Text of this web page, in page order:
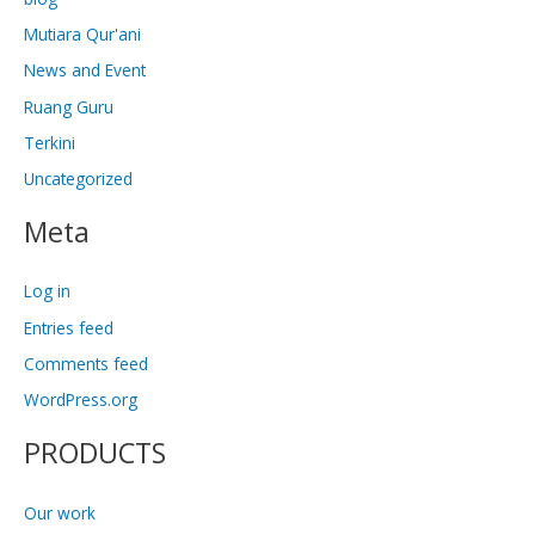
Mutiara Qur'ani
News and Event
Ruang Guru
Terkini
Uncategorized
Meta
Log in
Entries feed
Comments feed
WordPress.org
PRODUCTS
Our work